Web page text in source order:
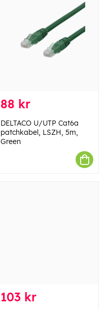
88 kr
DELTACO U/UTP Cat6a
patchkabel, LSZH, 5m,
Green
103 kr